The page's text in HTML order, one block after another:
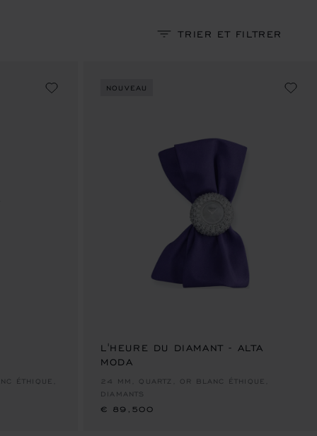
TRIER ET FILTRER
1
ÉTHIQUE,
NOUVEAU
L'HEURE DU DIAMANT - ALTA
MODA
24 MM, QUARTZ, OR BLANC ÉTHIQUE,
DIAMANTS
€ 89,500